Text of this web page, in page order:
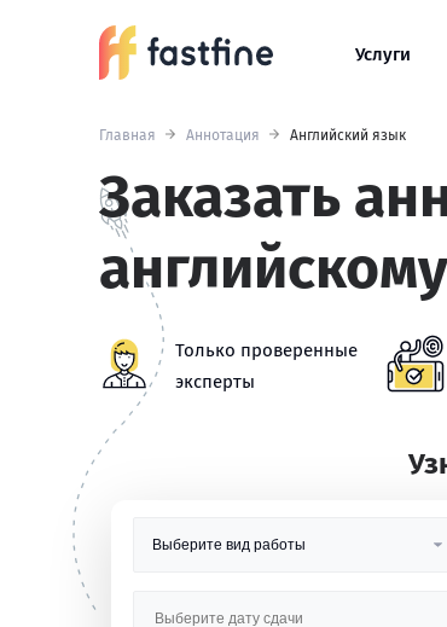
Услуги
Главная Аннотация Английский язык
Заказать
Только проверенные
эксперты